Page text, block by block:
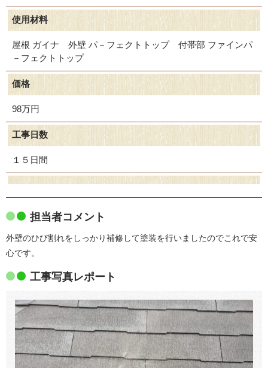
使用材料
屋根 ガイナ 外壁 パ－フェクトトップ 付帯部 ファインパ
－フェクトトップ
価格
98万円
工事日数
１５日間
担当者コメント
外壁のひび割れをしっかり補修して塗装を行いましたのでこれで安
心です。
工事写真レポート